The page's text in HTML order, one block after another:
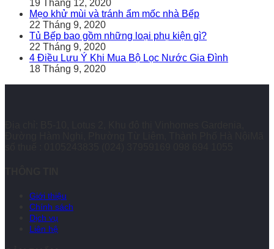
19 Tháng 12, 2020
Mẹo khử mùi và tránh ẩm mốc nhà Bếp
22 Tháng 9, 2020
Tủ Bếp bao gồm những loại phụ kiện gì?
22 Tháng 9, 2020
4 Điều Lưu Ý Khi Mua Bộ Lọc Nước Gia Đình
18 Tháng 9, 2020
Giới thiệu
Chính sách
Dịch vụ
Liên hệ